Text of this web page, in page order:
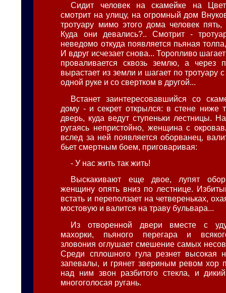
Сидит человек на скамейке на
смотрит на улицу, на огромный дом
тротуару мимо этого дома человек пять,
Куда они девались?.. Смотрит -
неведомо откуда появляется пьяная
И вдруг исчезает снова... Торопливо
проваливается сквозь землю, а через
вырастает из земли и шагает по тротуару
одной руке и со свертком в другой...
Встанет заинтересовавшийся со
дому - и секрет открылся: в стене ниже
дверь, куда ведут ступеньки лестницы.
ругаясь непристойно, женщина с
вслед за ней появляется оборванец,
бьет смертным боем, приговаривая:
- У нас жить так жить!
Выскакивают еще двое, лупят
женщину опять вниз по лестнице.
встать и переползает на четвереньках,
мостовую и валится на траву бульвара...
Из отворенной двери вместе с
махорки, пьяного перегара и
зловония оглушает смешение самых
Среди сплошного гула резнет высокая
запевалы, и грянет звериным ревом хор
над ним звон разбитого стекла, и
многоголосая ругань.